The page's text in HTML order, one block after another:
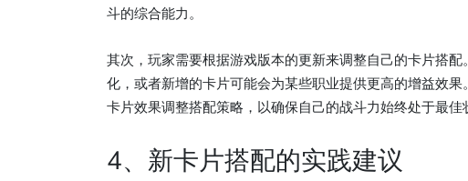
斗的综合能力。
其次，玩家需要根据游戏版本的更新来调整自己的卡片搭
化，或者新增的卡片可能会为某些职业提供更高的增益效
卡片效果调整搭配策略，以确保自己的战斗力始终处于最佳
4、新卡片搭配的实践建议